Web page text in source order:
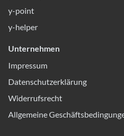
y-point
y-helper
Unternehmen
Impressum
Datenschutzerklärung
Widerrufsrecht
Allgemeine